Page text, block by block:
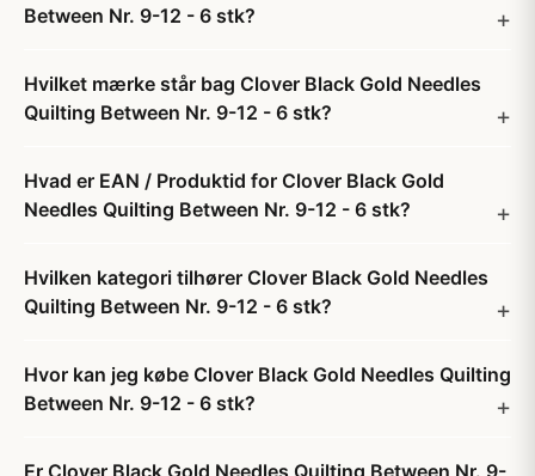
Between Nr. 9-12 - 6 stk?
Hvilket mærke står bag Clover Black Gold Needles
Quilting Between Nr. 9-12 - 6 stk?
Hvad er EAN / Produktid for Clover Black Gold
Needles Quilting Between Nr. 9-12 - 6 stk?
Hvilken kategori tilhører Clover Black Gold Needles
Quilting Between Nr. 9-12 - 6 stk?
Hvor kan jeg købe Clover Black Gold Needles Quilting
Between Nr. 9-12 - 6 stk?
Er Clover Black Gold Needles Quilting Between Nr. 9-